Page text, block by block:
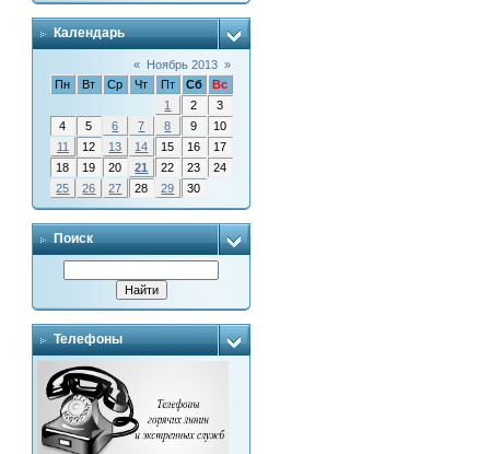
Календарь
« Ноябрь 2013 »
Пн
Вт Ср Чт Пт Сб
Вс
1
2
3
4
5 6 7 8 9
10
11
12 13 14 15 16
17
18
19 20 21 22 23
24
25
26 27 28 29 30
Поиск
Телефоны